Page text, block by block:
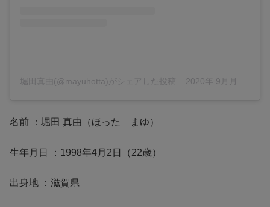
堀田真由(@mayuhotta)がシェアした投稿 – 2020年 9月月1日午前7時33分PDT
名前 ：堀田 真由（ほった まゆ）
生年月日 ：1998年4月2日（22歳）
出身地 ：滋賀県